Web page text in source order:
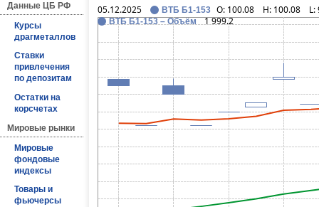
Данные ЦБ РФ
Курсы
драгметаллов
Ставки
привлечения
по депозитам
Остатки на
корсчетах
Мировые рынки
Мировые
фондовые
индексы
Товары и
фьючерсы
05.12.2025
ВТБ Б1-153 O: 100.08 H: 100.08 L:
ВТБ Б1-153 – Объём 1 999.2